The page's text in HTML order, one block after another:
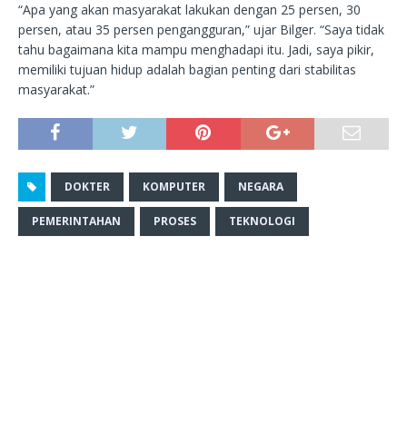
“Apa yang akan masyarakat lakukan dengan 25 persen, 30
persen, atau 35 persen pengangguran,” ujar Bilger. “Saya tidak
tahu bagaimana kita mampu menghadapi itu. Jadi, saya pikir,
memiliki tujuan hidup adalah bagian penting dari stabilitas
masyarakat.”
DOKTER KOMPUTER NEGARA
PEMERINTAHAN PROSES TEKNOLOGI